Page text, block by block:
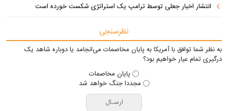
انتشار اخبار جعلی توسط ترامپ یک استراتژی شکست خورده است
نظرسنجی
به نظر شما توافق با آمریکا به پایان مخاصمات می‌انجامد یا دوباره شاهد یک
درگیری تمام عیار خواهیم بود؟
پایان مخاصمات
مجددا جنگ خواهد شد